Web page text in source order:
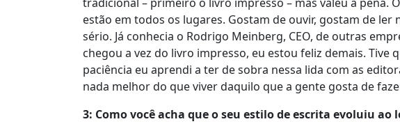
estão em todos os lugares. Gostam de ouvir, gostam de ler
sério. Já conhecia o Rodrigo Meinberg, CEO, de outras
chegou a vez do livro impresso, eu estou feliz demais. Tive
paciência eu aprendi a ter de sobra nessa lida com as
nada melhor do que viver daquilo que a gente gosta de
3: Como você acha que o seu estilo de escrita evoluiu ao